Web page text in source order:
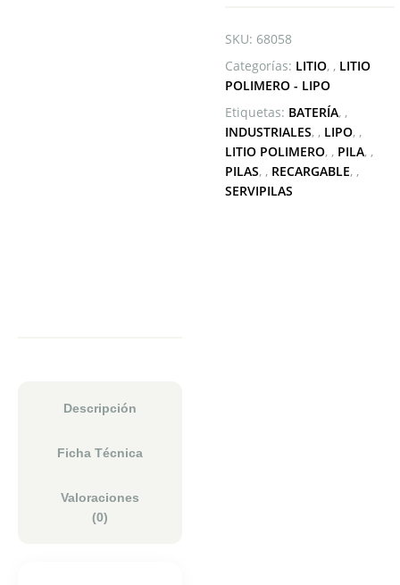
SKU: 68058
Categorías: LITIO , LITIO
POLIMERO - LIPO
Etiquetas: BATERÍA ,
INDUSTRIALES , LIPO ,
LITIO POLIMERO , PILA ,
PILAS , RECARGABLE ,
SERVIPILAS
Descripción
Ficha Técnica
Valoraciones
(0)